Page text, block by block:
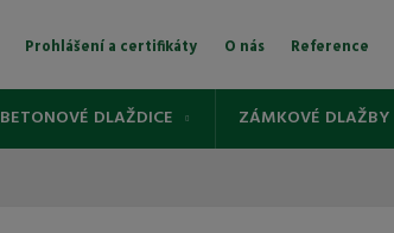
Prohlášení a certifikáty O nás Reference
BETONOVÉ DLAŽDICE ZÁMKOVÉ DLAŽBY
Vyhledávání